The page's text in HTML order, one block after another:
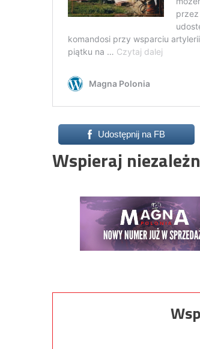
Udostępnij na FB
Wspieraj